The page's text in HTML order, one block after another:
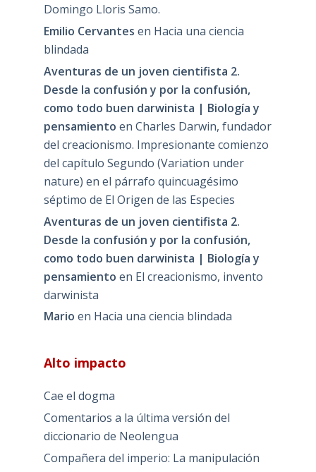
Domingo Lloris Samo.
Emilio Cervantes en Hacia una ciencia
blindada
Aventuras de un joven cientifista 2.
Desde la confusión y por la confusión,
como todo buen darwinista | Biología y
pensamiento en Charles Darwin, fundador
del creacionismo. Impresionante comienzo
del capítulo Segundo (Variation under
nature) en el párrafo quincuagésimo
séptimo de El Origen de las Especies
Aventuras de un joven cientifista 2.
Desde la confusión y por la confusión,
como todo buen darwinista | Biología y
pensamiento en El creacionismo, invento
darwinista
Mario en Hacia una ciencia blindada
Alto impacto
Cae el dogma
Comentarios a la última versión del
diccionario de Neolengua
Compañera del imperio: La manipulación